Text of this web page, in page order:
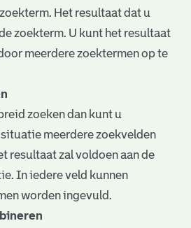
Het resultaat dat u
zoekterm. U kunt het resultaat
meerdere zoektermen op te
zoeken dan kunt u
meerdere zoekvelden
resultaat zal voldoen aan de
In iedere veld kunnen
worden ingevuld.